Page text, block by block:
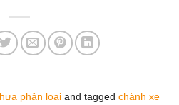
phân loạiand tagged chành xe